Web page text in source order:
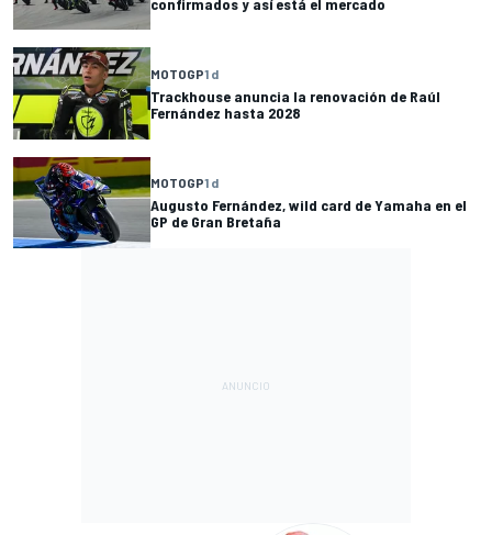
MOTOGP1 d
Trackhouse anuncia la renovación de Raúl
Fernández hasta 2028
MOTOGP1 d
Augusto Fernández, wild card de Yamaha en el
GP de Gran Bretaña